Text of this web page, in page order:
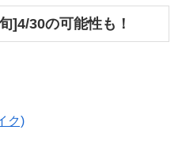
]4/30の可能性も！
ク)